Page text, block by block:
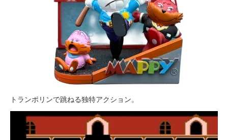
トランポリンで跳ねる独特アクション。